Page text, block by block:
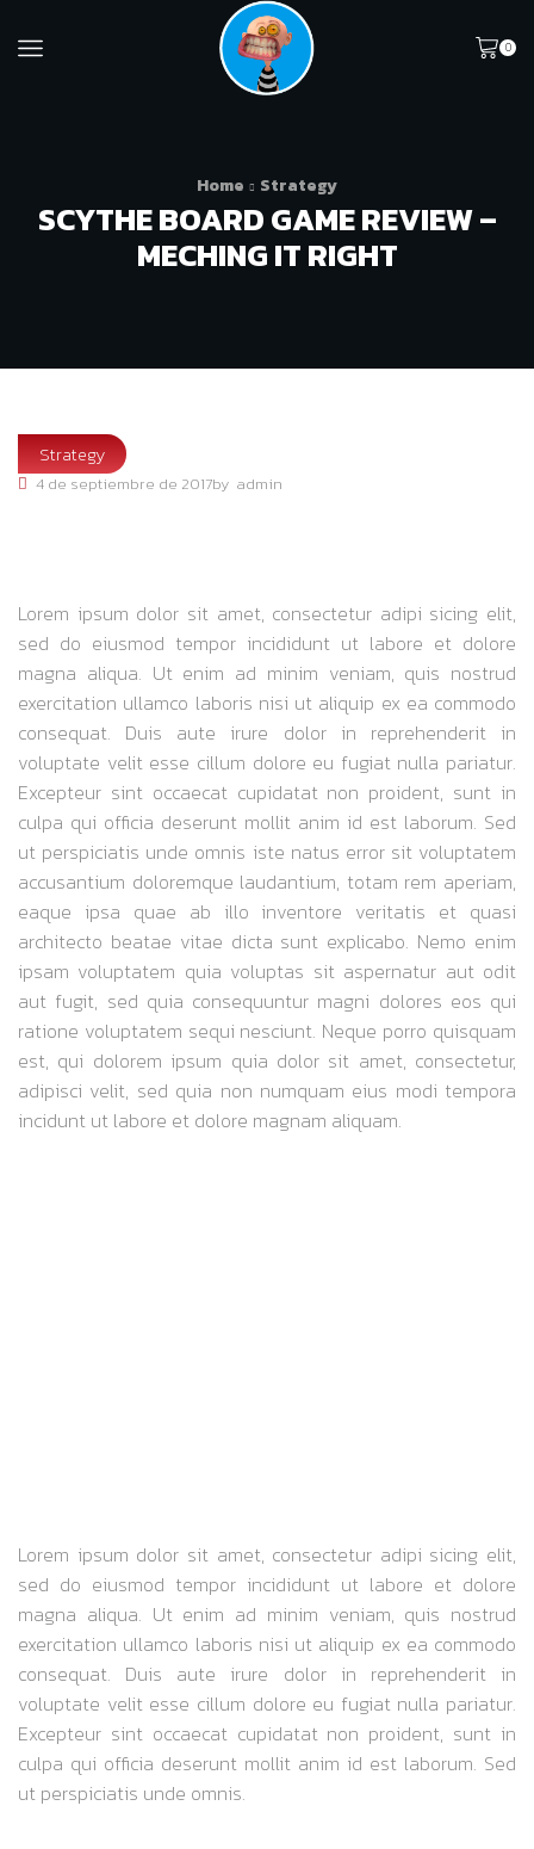
0
Home Strategy
SCYTHE BOARD GAME REVIEW –
MECHING IT RIGHT
Strategy
4 de septiembre de 2017by admin
Lorem ipsum dolor sit amet, consectetur adipi sicing elit,
sed do eiusmod tempor incididunt ut labore et dolore
magna aliqua. Ut enim ad minim veniam, quis nostrud
exercitation ullamco laboris nisi ut aliquip ex ea commodo
consequat. Duis aute irure dolor in reprehenderit in
voluptate velit esse cillum dolore eu fugiat nulla pariatur.
Excepteur sint occaecat cupidatat non proident, sunt in
culpa qui officia deserunt mollit anim id est laborum. Sed
ut perspiciatis unde omnis iste natus error sit voluptatem
accusantium doloremque laudantium, totam rem aperiam,
eaque ipsa quae ab illo inventore veritatis et quasi
architecto beatae vitae dicta sunt explicabo. Nemo enim
ipsam voluptatem quia voluptas sit aspernatur aut odit
aut fugit, sed quia consequuntur magni dolores eos qui
ratione voluptatem sequi nesciunt. Neque porro quisquam
est, qui dolorem ipsum quia dolor sit amet, consectetur,
adipisci velit, sed quia non numquam eius modi tempora
incidunt ut labore et dolore magnam aliquam.
Lorem ipsum dolor sit amet, consectetur adipi sicing elit,
sed do eiusmod tempor incididunt ut labore et dolore
magna aliqua. Ut enim ad minim veniam, quis nostrud
exercitation ullamco laboris nisi ut aliquip ex ea commodo
consequat. Duis aute irure dolor in reprehenderit in
voluptate velit esse cillum dolore eu fugiat nulla pariatur.
Excepteur sint occaecat cupidatat non proident, sunt in
culpa qui officia deserunt mollit anim id est laborum. Sed
ut perspiciatis unde omnis.